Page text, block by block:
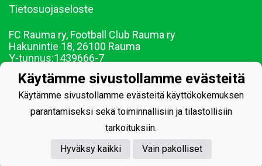
Tietosuojaseloste
FC Rauma ry, Football Club Rauma ry
Hakunintie 18, 26100 Rauma
Y-tunnus:1439666-7
Sähköposti: juniorit@fcrauma.com
Powered by
Käytämme sivustollamme evästeitä
Käytämme sivustollamme evästeitä käyttökokemuksen
parantamiseksi sekä toiminnallisiin ja tilastollisiin
tarkoituksiin.
Hyväksy kaikki
Vain pakolliset